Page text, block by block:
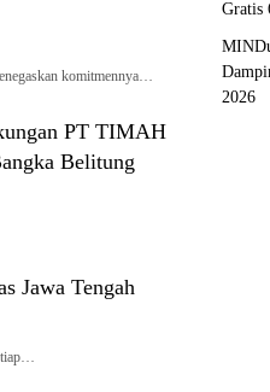
komitmennya…
PT TIMAH
Belitung
Jawa Tengah
Gratis
2026